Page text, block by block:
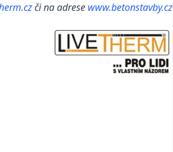
či na adrese www.betonstavby.cz